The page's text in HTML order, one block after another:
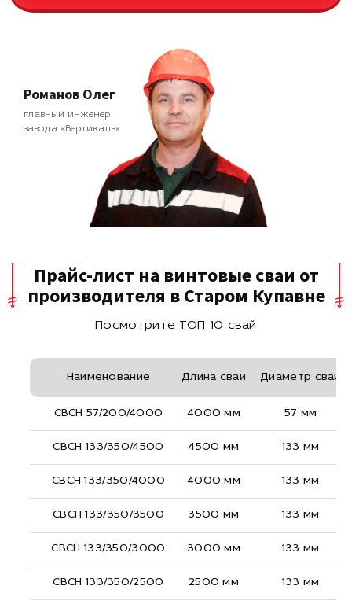
Романов Олег
главный инженер
завода «Вертикаль»
Прайс-лист на винтовые сваи от
производителя в Старом Купавне
Посмотрите ТОП 10 свай
Наименование Длина сваи Диаметр сваи
СВСН 57/200/4000 4000 мм 57 мм
СВСН 133/350/4500 4500 мм 133 мм
СВСН 133/350/4000 4000 мм 133 мм
СВСН 133/350/3500 3500 мм 133 мм
СВСН 133/350/3000 3000 мм 133 мм
СВСН 133/350/2500 2500 мм 133 мм